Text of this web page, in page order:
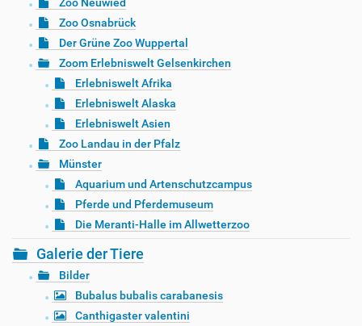
Zoo Neuwied
Zoo Osnabrück
Der Grüne Zoo Wuppertal
Zoom Erlebniswelt Gelsenkirchen
Erlebniswelt Afrika
Erlebniswelt Alaska
Erlebniswelt Asien
Zoo Landau in der Pfalz
Münster
Aquarium und Artenschutzcampus
Pferde und Pferdemuseum
Die Meranti-Halle im Allwetterzoo
Galerie der Tiere
Bilder
Bubalus bubalis carabanesis
Canthigaster valentini